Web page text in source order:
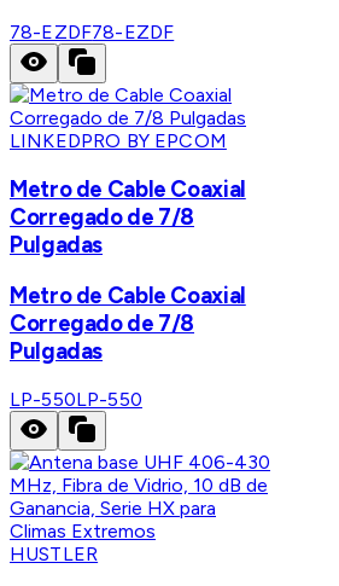
78-EZDF78-EZDF
LINKEDPRO BY EPCOM
Metro de Cable Coaxial
Corregado de 7/8
Pulgadas
Metro de Cable Coaxial
Corregado de 7/8
Pulgadas
LP-550LP-550
HUSTLER